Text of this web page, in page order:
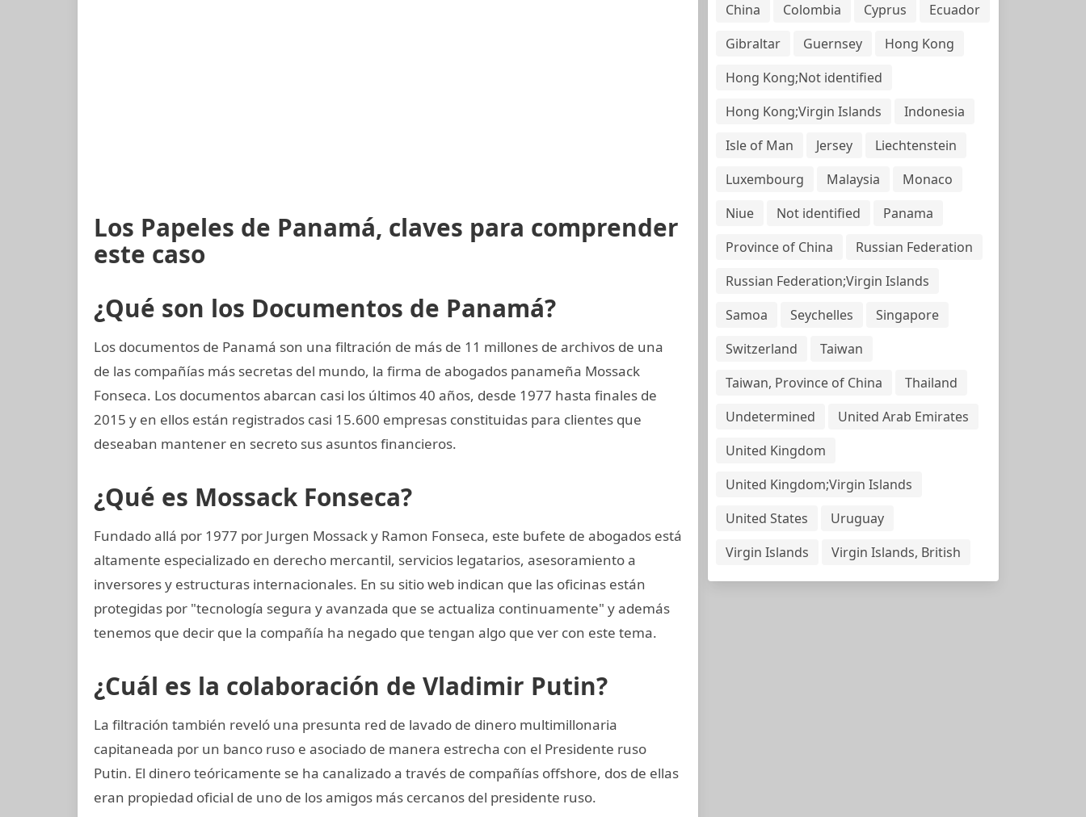
Los Papeles de Panamá, claves para comprender
este caso
¿Qué son los Documentos de Panamá?
Los documentos de Panamá son una filtración de más de 11 millones de archivos de una
de las compañías más secretas del mundo, la firma de abogados panameña Mossack
Fonseca. Los documentos abarcan casi los últimos 40 años, desde 1977 hasta finales de
2015 y en ellos están registrados casi 15.600 empresas constituidas para clientes que
deseaban mantener en secreto sus asuntos financieros.
¿Qué es Mossack Fonseca?
Fundado allá por 1977 por Jurgen Mossack y Ramon Fonseca, este bufete de abogados está
altamente especializado en derecho mercantil, servicios legatarios, asesoramiento a
inversores y estructuras internacionales. En su sitio web indican que las oficinas están
protegidas por "tecnología segura y avanzada que se actualiza continuamente" y además
tenemos que decir que la compañía ha negado que tengan algo que ver con este tema.
¿Cuál es la colaboración de Vladimir Putin?
La filtración también reveló una presunta red de lavado de dinero multimillonaria
capitaneada por un banco ruso e asociado de manera estrecha con el Presidente ruso
Putin. El dinero teóricamente se ha canalizado a través de compañías offshore, dos de ellas
eran propiedad oficial de uno de los amigos más cercanos del presidente ruso.
China
Colombia Cyprus
Ecuador
Gibraltar
Guernsey
Hong Kong
Hong Kong;Not identified
Hong Kong;Virgin Islands
Indonesia
Isle of Man
Jersey
Liechtenstein
Luxembourg
Malaysia
Monaco
Niue
Not identified
Panama
Province of China
Russian Federation
Russian Federation;Virgin Islands
Samoa
Seychelles
Singapore
Switzerland
Taiwan
Taiwan, Province of China
Thailand
Undetermined
United Arab Emirates
United Kingdom
United Kingdom;Virgin Islands
United States
Uruguay
Virgin Islands
Virgin Islands, British